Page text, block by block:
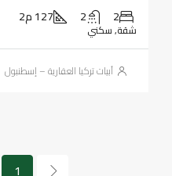
2
2 127 م2
شقة, سكني
أبيات تركيا العقارية – إسطنبول
1